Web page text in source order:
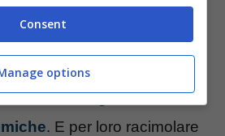
il sopravvento i
riguardano la vita. Tante
sono andate delle
in grosse
. E per loro racimolare
Consent
options